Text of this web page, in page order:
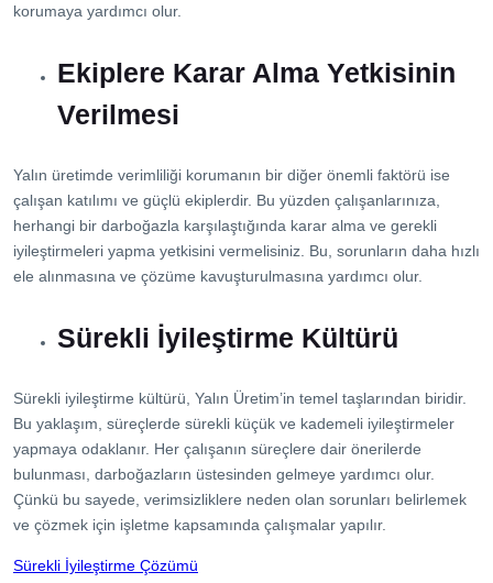
korumaya yardımcı olur.
Ekiplere Karar Alma Yetkisinin
Verilmesi
Yalın üretimde verimliliği korumanın bir diğer önemli faktörü ise
çalışan katılımı ve güçlü ekiplerdir. Bu yüzden çalışanlarınıza,
herhangi bir darboğazla karşılaştığında karar alma ve gerekli
iyileştirmeleri yapma yetkisini vermelisiniz. Bu, sorunların daha hızlı
ele alınmasına ve çözüme kavuşturulmasına yardımcı olur.
Sürekli İyileştirme Kültürü
Sürekli iyileştirme kültürü, Yalın Üretim’in temel taşlarından biridir.
Bu yaklaşım, süreçlerde sürekli küçük ve kademeli iyileştirmeler
yapmaya odaklanır. Her çalışanın süreçlere dair önerilerde
bulunması, darboğazların üstesinden gelmeye yardımcı olur.
Çünkü bu sayede, verimsizliklere neden olan sorunları belirlemek
ve çözmek için işletme kapsamında çalışmalar yapılır.
Sürekli İyileştirme Çözümü